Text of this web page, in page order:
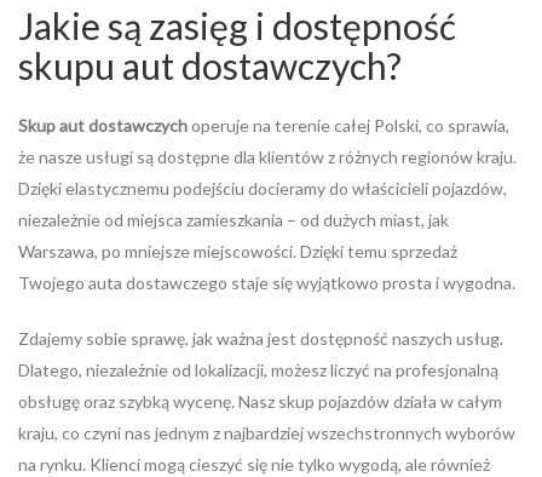
Jakie są zasięg i dostępność
skupu aut dostawczych?
Skup aut dostawczychoperuje na terenie całej Polski, co sprawia,
że nasze usługi są dostępne dla klientów z różnych regionów kraju.
Dzięki elastycznemu podejściu docieramy do właścicieli pojazdów,
niezależnie od miejsca zamieszkania – od dużych miast, jak
Warszawa, po mniejsze miejscowości. Dzięki temu sprzedaż
Twojego auta dostawczego staje się wyjątkowo prosta i wygodna.
Zdajemy sobie sprawę, jak ważna jest dostępność naszych usług.
Dlatego, niezależnie od lokalizacji, możesz liczyć na profesjonalną
obsługę oraz szybką wycenę. Nasz skup pojazdów działa w całym
kraju, co czyni nas jednym z najbardziej wszechstronnych wyborów
na rynku. Klienci mogą cieszyć się nie tylko wygodą, ale również